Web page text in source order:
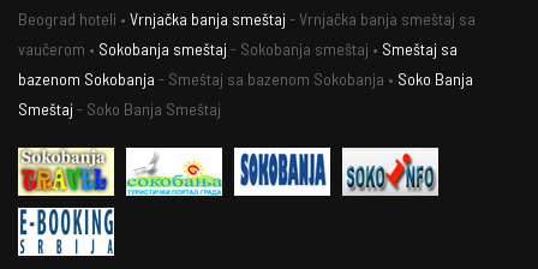
Beograd hoteli • Vrnjačka banja smeštaj - Vrnjačka banja smeštaj sa
vaučerom • Sokobanja smeštaj - Sokobanja smeštaj • Smeštaj sa
bazenom Sokobanja - Smeštaj sa bazenom Sokobanja • Soko Banja
Smeštaj - Soko Banja Smeštaj